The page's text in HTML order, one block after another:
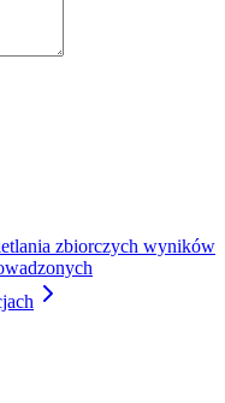
zbiorczych wyników